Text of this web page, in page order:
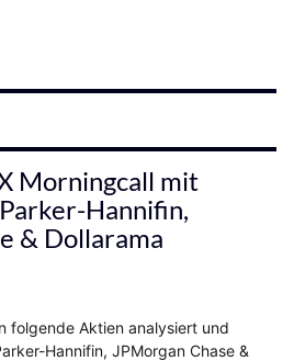
Morningcall mit
Hannifin,
& Dollarama
folgende Aktien analysiert und
Hannifin, JPMorgan Chase &